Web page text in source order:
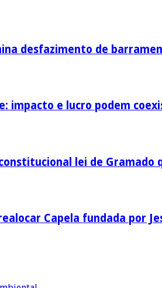
desfazimento de
impacto e lucro podem
lei de
Capela fundada por